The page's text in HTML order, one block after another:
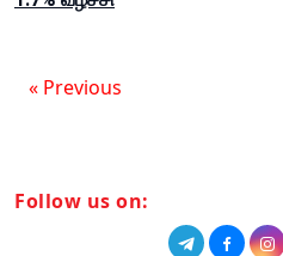
« Previous
Follow us on: